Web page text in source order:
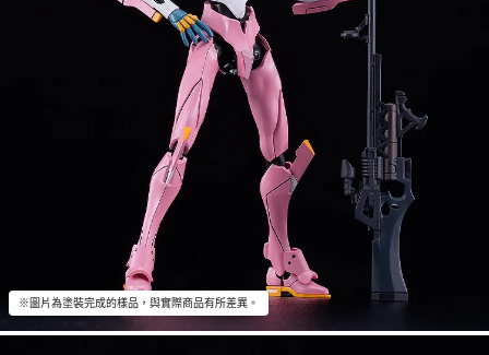
※圖片為塗裝完成的樣品，與實際商品有所差異。